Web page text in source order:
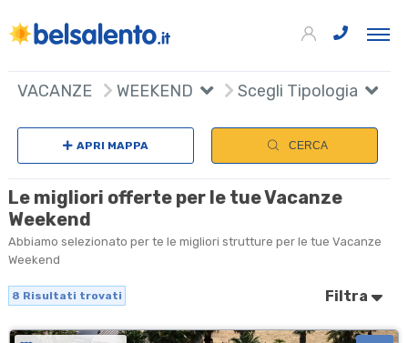
VACANZE WEEKEND Scegli Tipologia
APRI MAPPA CERCA
Le migliori offerte per le tue Vacanze
Weekend
Abbiamo selezionato per te le migliori strutture per le tue Vacanze
Weekend
8 Risultati trovati Filtra
+